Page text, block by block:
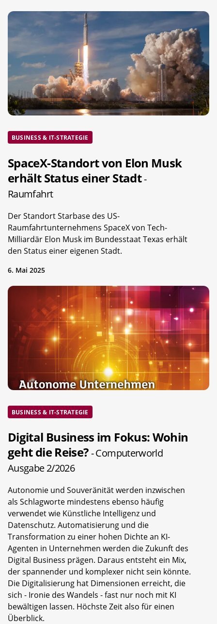
BUSINESS & IT-STRATEGIE
SpaceX-Standort von Elon Musk
erhält Status einer Stadt-
Raumfahrt
Der Standort Starbase des US-
Raumfahrtunternehmens SpaceX von Tech-
Milliardär Elon Musk im Bundesstaat Texas erhält
den Status einer eigenen Stadt.
6. Mai 2025
BUSINESS & IT-STRATEGIE
Digital Business im Fokus: Wohin
geht die Reise?- Computerworld
Ausgabe 2/2026
Autonomie und Souveränität werden inzwischen
als Schlagworte mindestens ebenso häufig
verwendet wie Künstliche Intelligenz und
Datenschutz. Automatisierung und die
Transformation zu einer hohen Dichte an KI-
Agenten in Unternehmen werden die Zukunft des
Digital Business prägen. Daraus entsteht ein Mix,
der spannender und komplexer nicht sein könnte.
Die Digitalisierung hat Dimensionen erreicht, die
sich - Ironie des Wandels - fast nur noch mit KI
bewältigen lassen. Höchste Zeit also für einen
Überblick.